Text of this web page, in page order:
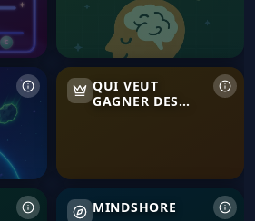
QUI VEUT
GAGNER DES
Qui veut gagner des millions
MINDSHORE
Mindshore